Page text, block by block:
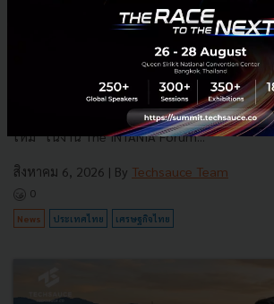
3 เรื่องที่ประเทศไทยต้อง Focus สร้างคน–
ระบบราชการ เพื่อยกระดับขีดความสามารถประ
นายอนุทิน ชาญวีรกูล นายกรัฐมนตรีและรัฐมนตรี
มหาดไทย กล่าวปาฐกถาพิเศษในหัวข้อ “ฝ่าวิกฤ
ใหม่” ในงาน The INTANIA Forum...
สิงหาคม 6, 2026 | By Techsauce Team
0
News ประเทศไทย เศรษฐกิจไทย